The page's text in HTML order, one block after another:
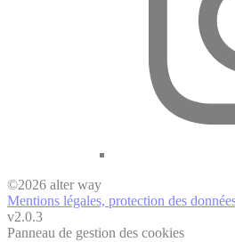
©2026 alter way
Mentions légales, protection des
v2.0.3
Panneau de gestion des cookies